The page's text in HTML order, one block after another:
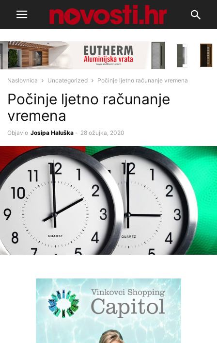
Naslovnica Uncategorized Počinje ljetno računanje vremena
Počinje ljetno računanje
vremena
Objavio Josipa Haluška - 28 ožujka, 2020